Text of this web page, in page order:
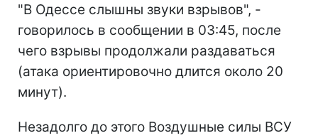
"В Одессе слышны звуки взрывов", -
говорилось в сообщении в 03:45, после
чего взрывы продолжали раздаваться
(атака ориентировочно длится около 20
минут).
Незадолго до этого Воздушные силы ВСУ